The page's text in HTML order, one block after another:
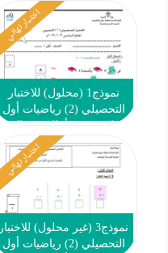
اختبار نهائي
نموذج1 (محلول) للاختبار
التحصيلي (2) رياضيات أول
2022 2023
اختبار نهائي
نموذج3 (غير محلول) للاختبار
التحصيلي (2) رياضيات أول